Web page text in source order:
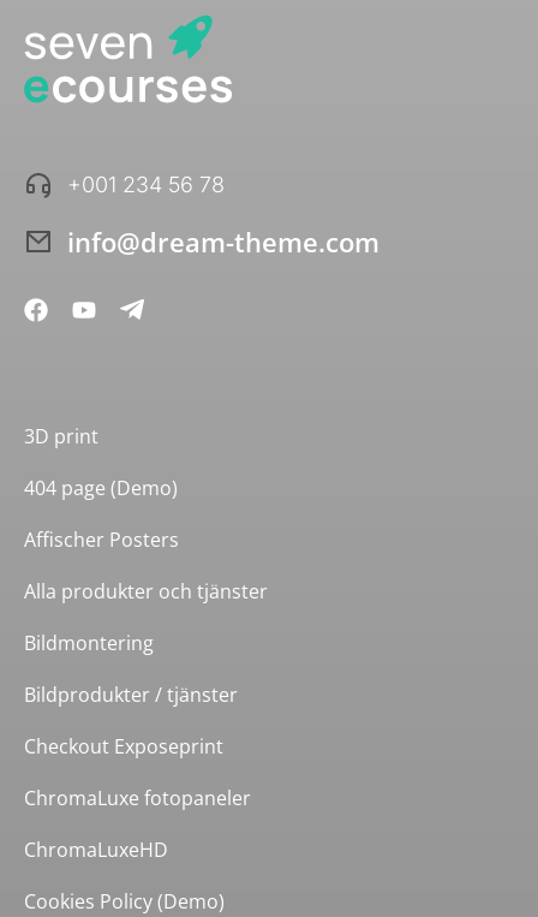
+001 234 56 78
info@dream-theme.com
3D print
404 page (Demo)
Affischer Posters
Alla produkter och tjänster
Bildmontering
Bildprodukter / tjänster
Checkout Exposeprint
ChromaLuxe fotopaneler
ChromaLuxeHD
Cookies Policy (Demo)